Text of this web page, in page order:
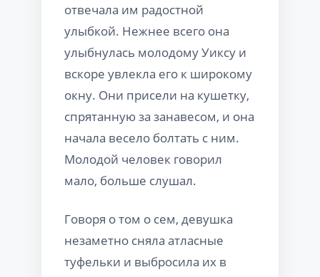
отвечала им радостной
улыбкой. Нежнее всего она
улыбнулась молодому Уиксу и
вскоре увлекла его к широкому
окну. Они присели на кушетку,
спрятанную за занавесом, и она
начала весело болтать с ним.
Молодой человек говорил
мало, больше слушал.
Говоря о том о сем, девушка
незаметно сняла атласные
туфельки и выбросила их в